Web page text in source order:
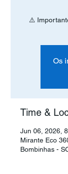
⚠️
Os
Time &
Jun 06, 2026,
Mirante Eco
Bombinhas -